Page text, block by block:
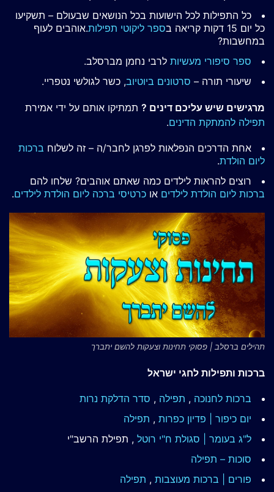
כל התפילות לכל הישועות בכל הנושאים שבעולם – תשקיעו
כל יום 15 דקות קריאה ב
ספר ליקוטי תפילות.אוהבים לעוף
במחשבות?
ספר סיפורי מעשיות לרבי נחמן מברסלב.
שיעורי תורה – סרטונים ביוטיוב, כשר לגולשי נטפריי.
מרגישים שיש עליכם דינים ? תמתיקו אותם על ידי אמירת
תפילה להמתקת הדינים.
אחת הדרכים הנפלאות לפרגן לחבר/ה – זה לשלוח ברכות
ליום הולדת.
רוצים להראות לילדים כמה שאתם אוהבים? שלחו להם
ברכות ליום הולדת לילדים או כרטיסי ברכה ליום הולדת לילדים.
תהילים ברסלב | פסוקי תחינות וצעקות להשם יתברך
ברכות ותפילות לחגי ישראל
ברכות לחנוכה , תפילה , סדר הדלקת נרות
יום כיפור | פדיון כפרות , תפילה
ל"ג בעומר | סגולת ח"י רוטל , תפילת הרשב"י
סוכות – תפילה
פורים | ברכות מעוצבות , תפילה